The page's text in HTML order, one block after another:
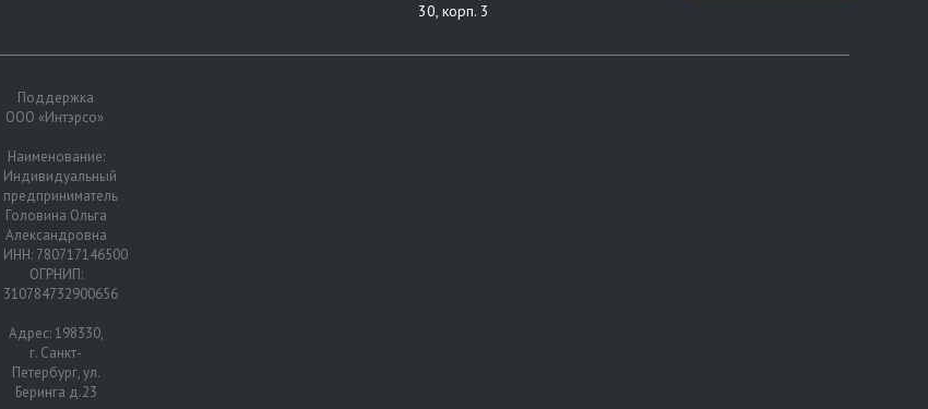
30, корп. 3
Поддержка
ООО «Интэрсо»
Наименование:
Индивидуальный
предприниматель
Головина Ольга
Александровна
ИНН: 780717146500
ОГРНИП:
310784732900656
Адрес: 198330,
г. Санкт-
Петербург, ул.
Беринга д.23